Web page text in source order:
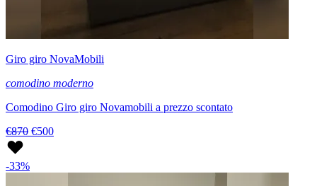
Giro giro NovaMobili
comodino moderno
Comodino Giro giro Novamobili a prezzo scontato
€870 €500
-33%